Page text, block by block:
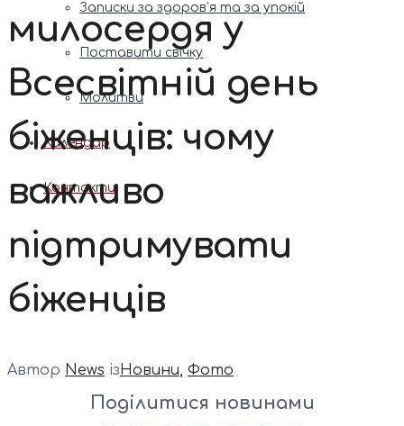
Записки за здоров’я та за упокій
Поставити свічку
Молитви
Календар
Контакти
милосердя у
Всесвітній день
біженців: чому
важливо
підтримувати
біженців
Автор News ізНовини, Фото
Поділитися новинами